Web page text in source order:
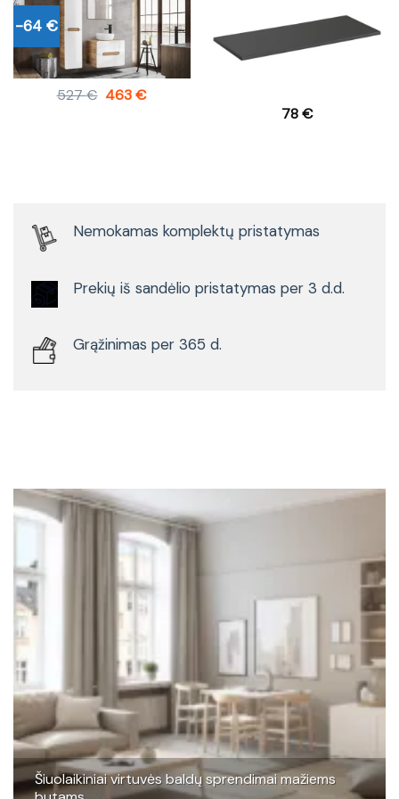
-64 €
527€ Original
463€Current
78€
Nemokamas komplektų pristatymas
Prekių iš sandėlio pristatymas per 3 d.d.
Grąžinimas per 365 d.
Šiuolaikiniai virtuvės baldų sprendimai mažiems